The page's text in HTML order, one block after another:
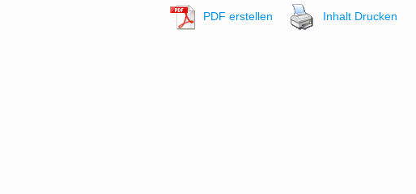
PDF erstellen Inhalt Drucken